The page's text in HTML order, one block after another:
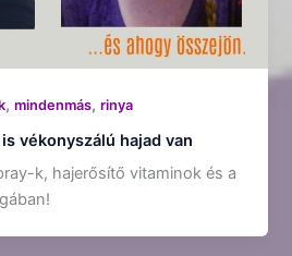
,mindenmás,rinya
vékonyszálú hajad van
k, hajerősítő vitaminok és a